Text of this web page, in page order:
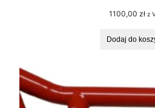
1100,00 zł z
Dodaj do